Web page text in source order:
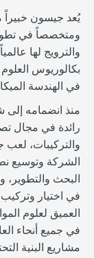
يُعد جيسون خبيراً
ومتخصصاً في
والترويج لها
بكالوريوس
في الهندسة
رائدة في مجال
والتركيبات،
الشركة وتوسيع
البحث والتطوير،
في اختيار وتركيب
العميق لعلوم
في جميع أنحاء
مشاريع البنية